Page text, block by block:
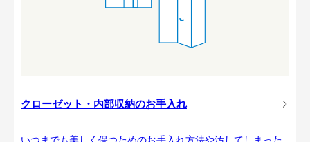
クローゼット・内部収納のお手入れ